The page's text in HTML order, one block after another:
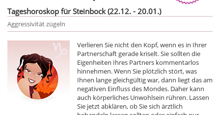
Tageshoroskop für Steinbock (22.12. - 20.01.)
Aggressivität zügeln
Verlieren Sie nicht den Kopf, wenn es in Ihrer
Partnerschaft gerade kriselt. Sie sollten die
Eigenheiten Ihres Partners kommentarlos
hinnehmen. Wenn Sie plötzlich stört, was
Ihnen lange gleichgültig war, dann liegt das am
negativen Einfluss des Mondes. Daher kann
auch körperliches Unwohlsein rühren. Lassen
Sie jetzt abklären, ob Sie sich ärztlich